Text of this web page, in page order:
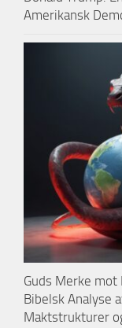
Amerikansk
Guds Merke mot
Bibelsk Analyse
Maktstrukturer